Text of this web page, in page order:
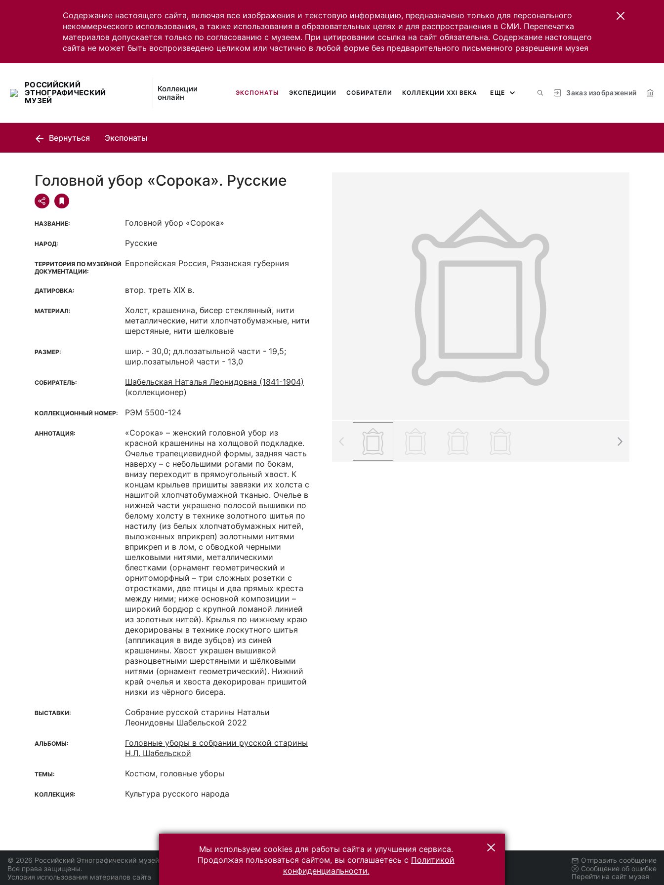
Содержание настоящего сайта, включая все изображения и текстовую информацию, предназначено только для персонального
некоммерческого использования, а также использования в образовательных целях и для распространения в СМИ. Перепечатка
материалов допускается только по согласованию с музеем. При цитировании ссылка на сайт обязательна. Содержание настоящего
сайта не может быть воспроизведено целиком или частично в любой форме без предварительного письменного разрешения музея
РОССИЙСКИЙ
ЭТНОГРАФИЧЕСКИЙ
МУЗЕЙ
Коллекции
онлайн
Заказ изображений
ЭКСПОНАТЫ ЭКСПЕДИЦИИ СОБИРАТЕЛИ КОЛЛЕКЦИИ XXI ВЕКА ЕЩЕ
Вернуться Экспонаты
Головной убор «Сорока». Русские
НАЗВАНИЕ: Головной убор «Сорока»
НАРОД: Русские
ТЕРРИТОРИЯ ПО МУЗЕЙНОЙ
ДОКУМЕНТАЦИИ:
Европейская Россия, Рязанская губерния
ДАТИРОВКА: втор. треть XIX в.
МАТЕРИАЛ:
Холст, крашенина, бисер стеклянный, нити
металлические, нити хлопчатобумажные, нити
шерстяные, нити шелковые
РАЗМЕР:
шир. - 30,0; дл.позатыльной части - 19,5;
шир.позатыльной части - 13,0
СОБИРАТЕЛЬ:
Шабельская Наталья Леонидовна (1841-1904)
(коллекционер)
КОЛЛЕКЦИОННЫЙ НОМЕР: РЭМ 5500-124
АННОТАЦИЯ:
«Сорока» – женский головной убор из
красной крашенины на холщовой подкладке.
Очелье трапециевидной формы, задняя часть
наверху – с небольшими рогами по бокам,
внизу переходит в прямоугольный хвост. К
концам крыльев пришиты завязки их холста с
нашитой хлопчатобумажной тканью. Очелье в
нижней части украшено полосой вышивки по
белому холсту в технике золотного шитья по
настилу (из белых хлопчатобумажных нитей,
выложенных вприкреп) золотными нитями
вприкреп и в лом, с обводкой черными
шелковыми нитями, металлическими
блестками (орнамент геометрический и
орнитоморфный – три сложных розетки с
отростками, две птицы и два прямых креста
между ними; ниже основной композиции –
широкий бордюр с крупной ломаной линией
из золотных нитей). Крылья по нижнему краю
декорированы в технике лоскутного шитья
(аппликация в виде зубцов) из синей
крашенины. Хвост украшен вышивкой
разноцветными шерстяными и шёлковыми
нитями (орнамент геометрический). Нижний
край очелья и хвоста декорирован пришитой
низки из чёрного бисера.
ВЫСТАВКИ:
Собрание русской старины Натальи
Леонидовны Шабельской 2022
АЛЬБОМЫ:
Головные уборы в собрании русской старины
Н.Л. Шабельской
ТЕМЫ: Костюм, головные уборы
КОЛЛЕКЦИЯ: Культура русского народа
© 2026 Российский Этнографический музей
Все права защищены.
Условия использования материалов сайта
Разработано на платформе
«Коллекция онлайн» (КАМИС)
Отправить сообщение
Сообщение об ошибке
Перейти на сайт музея
Мы используем cookies для работы сайта и улучшения сервиса.
Продолжая пользоваться сайтом, вы соглашаетесь с Политикой
конфиденциальности.